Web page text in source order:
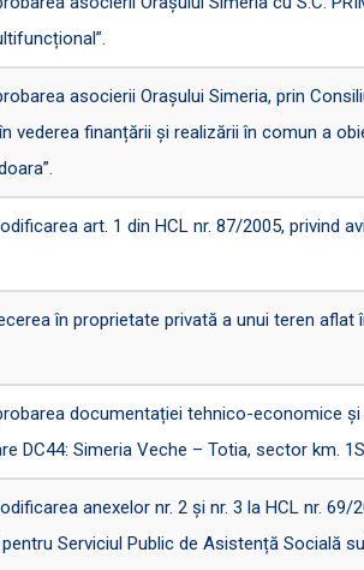
asocierii Orașului Simeria, prin
vederea finanțării și realizării în comun a
art. 1 din HCL nr. 87/2005, privind
în proprietate privată a unui teren
documentației tehnico-economice
DC44: Simeria Veche – Totia, sector km.
anexelor nr. 2 și nr. 3 la HCL nr.
Serviciul Public de Asistență Socială